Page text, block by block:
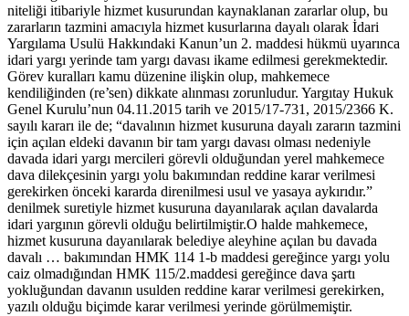
niteliği itibariyle hizmet kusurundan kaynaklanan zararlar olup, bu
zararların tazmini amacıyla hizmet kusurlarına dayalı olarak İdari
Yargılama Usulü Hakkındaki Kanun’un 2. maddesi hükmü uyarınca
idari yargı yerinde tam yargı davası ikame edilmesi gerekmektedir.
Görev kuralları kamu düzenine ilişkin olup, mahkemece
kendiliğinden (re’sen) dikkate alınması zorunludur. Yargıtay Hukuk
Genel Kurulu’nun 04.11.2015 tarih ve 2015/17-731, 2015/2366 K.
sayılı kararı ile de; “davalının hizmet kusuruna dayalı zararın tazmini
için açılan eldeki davanın bir tam yargı davası olması nedeniyle
davada idari yargı mercileri görevli olduğundan yerel mahkemece
dava dilekçesinin yargı yolu bakımından reddine karar verilmesi
gerekirken önceki kararda direnilmesi usul ve yasaya aykırıdır.”
denilmek suretiyle hizmet kusuruna dayanılarak açılan davalarda
idari yargının görevli olduğu belirtilmiştir.O halde mahkemece,
hizmet kusuruna dayanılarak belediye aleyhine açılan bu davada
davalı … bakımından HMK 114 1-b maddesi gereğince yargı yolu
caiz olmadığından HMK 115/2.maddesi gereğince dava şartı
yokluğundan davanın usulden reddine karar verilmesi gerekirken,
yazılı olduğu biçimde karar verilmesi yerinde görülmemiştir.